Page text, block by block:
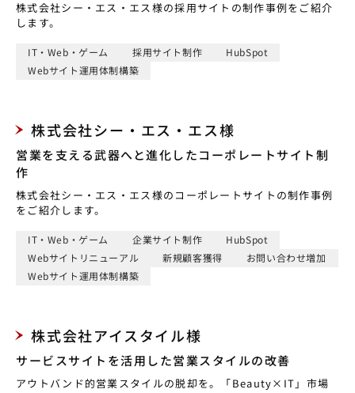
株式会社シー・エス・エス様の採用サイトの制作事例をご紹介
します。
IT・Web・ゲーム 採用サイト制作
HubSpot
Webサイト運用体制構築
株式会社シー・エス・エス様
営業を支える武器へと進化したコーポレートサイト制
作
株式会社シー・エス・エス様のコーポレートサイトの制作事例
をご紹介します。
IT・Web・ゲーム 企業サイト制作
HubSpot
Webサイトリニューアル
新規顧客獲得
お問い合わせ増加
Webサイト運用体制構築
株式会社アイスタイル様
サービスサイトを活用した営業スタイルの改善
アウトバンド的営業スタイルの脱却を。「Beauty×IT」市場